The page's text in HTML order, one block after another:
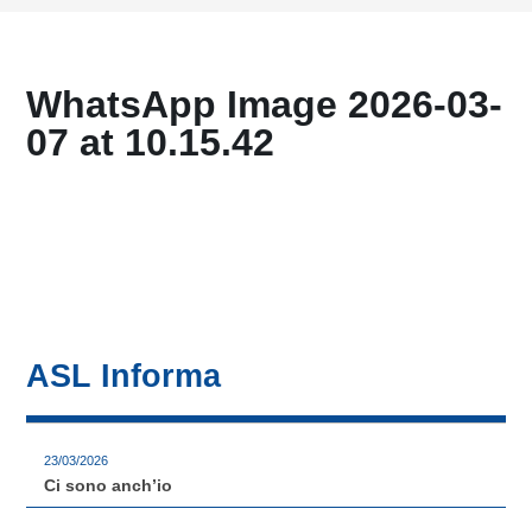
WhatsApp Image 2026-03-
07 at 10.15.42
ASL Informa
23/03/2026
Ci sono anch’io